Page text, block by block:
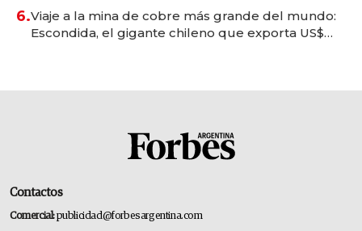
6.Viaje a la mina de cobre más grande del mundo:
Escondida, el gigante chileno que exporta US$
Contactos
Comercial:publicidad@forbesargentina.com